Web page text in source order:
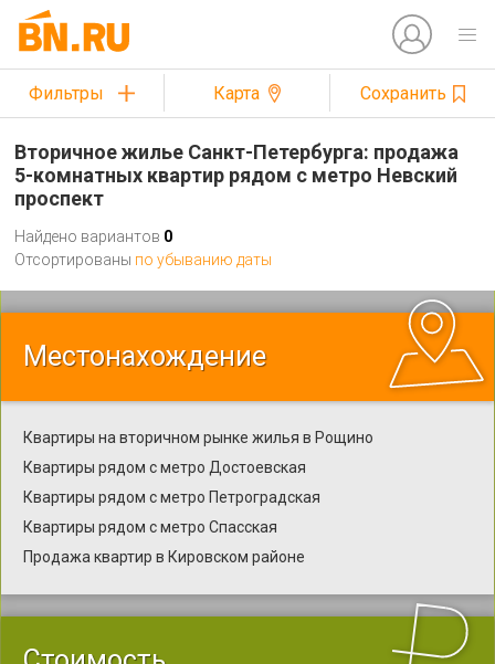
Фильтры Карта Сохранить
Вторичное жилье Санкт-Петербурга: продажа
5-комнатных квартир рядом с метро Невский
проспект
Найдено вариантов 0
Отсортированы по убыванию даты
Местонахождение
Квартиры на вторичном рынке жилья в Рощино
Квартиры рядом с метро Достоевская
Квартиры рядом с метро Петроградская
Квартиры рядом с метро Спасская
Продажа квартир в Кировском районе